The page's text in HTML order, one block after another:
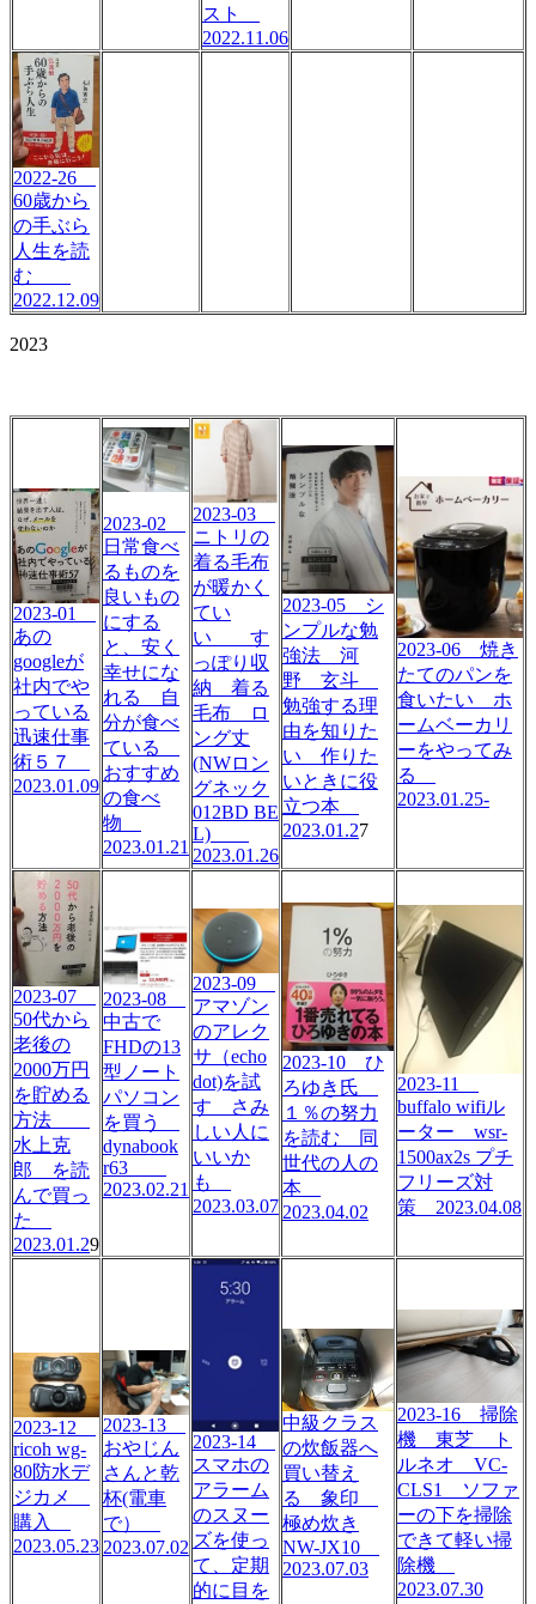
スト
2022.11.06
2022-26
60歳から
の手ぶら
人生を読
む
2022.12.09
2023
2023-01
あの
googleが
社内でや
っている
迅速仕事
術５７
2023.01.09
2023-02
日常食べ
るものを
良いもの
にする
と、安く
幸せにな
れる 自
分が食べ
ている
おすすめ
の食べ
物
2023.01.21
2023-03
ニトリの
着る毛布
が暖かく
てい
い す
っぽり収
納 着る
毛布 ロ
ング丈
(NWロン
グネック
012BD BE
L)
2023.01.26
2023-05 シ
ンプルな勉
強法 河
野 玄斗
勉強する理
由を知りた
い 作りた
いときに役
立つ本
2023.01.27
2023-06 焼き
たてのパンを
食いたい ホ
ームベーカリ
ーをやってみ
る
2023.01.25-
2023-07
50代から
老後の
2000万円
を貯める
方法
水上克
郎 を読
んで買っ
た
2023.01.29
2023-08
中古で
FHDの13
型ノート
パソコン
を買う
dynabook
r63
2023.02.21
2023-09
アマゾン
のアレク
サ（echo
dot)を試
す さみ
しい人に
いいか
も
2023.03.07
2023-10 ひ
ろゆき氏
１％の努力
を読む 同
世代の人の
本
2023.04.02
2023-11
buffalo wifiル
ーター wsr-
1500ax2s プチ
フリーズ対
策 2023.04.08
2023-12
ricoh wg-
80防水デ
ジカメ
購入
2023.05.23
2023-13
おやじん
さんと乾
杯(電車
で）
2023.07.02
2023-14
スマホの
アラーム
のスヌー
ズを使っ
て、定期
的に目を
中級クラス
の炊飯器へ
買い替え
る 象印
極め炊き
NW-JX10
2023.07.03
2023-16 掃除
機 東芝 ト
ルネオ VC-
CLS1 ソファ
ーの下を掃除
できて軽い掃
除機
2023.07.30